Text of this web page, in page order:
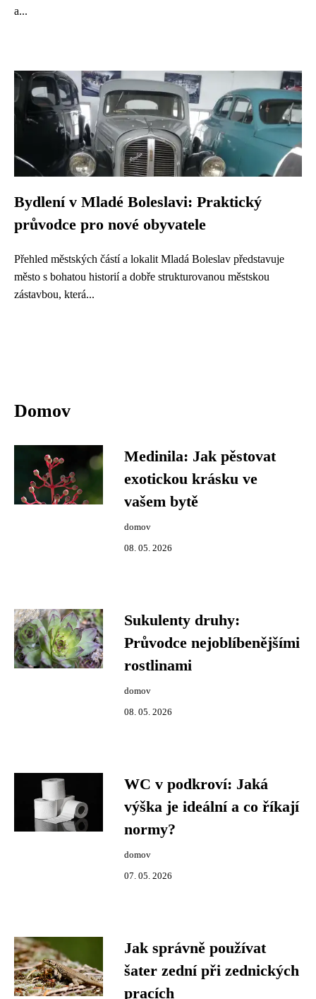
a...
Bydlení v Mladé Boleslavi: Praktický
průvodce pro nové obyvatele
Přehled městských částí a lokalit Mladá Boleslav představuje
město s bohatou historií a dobře strukturovanou městskou
zástavbou, která...
Domov
Medinila: Jak pěstovat
exotickou krásku ve
vašem bytě
domov
08. 05. 2026
Sukulenty druhy:
Průvodce nejoblíbenějšími
rostlinami
domov
08. 05. 2026
WC v podkroví: Jaká
výška je ideální a co říkají
normy?
domov
07. 05. 2026
Jak správně používat
šater zední při zednických
pracích